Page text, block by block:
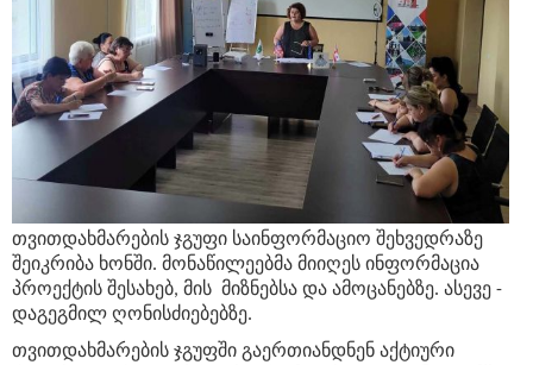
თვითდახმარების ჯგუფი საინფორმაციო შეხვედრაზე
შეიკრიბა ხონში. მონაწილეებმა მიიღეს ინფორმაცია
პროექტის შესახებ, მის მიზნებსა და ამოცანებზე. ასევე -
დაგეგმილ ღონისძიებებზე.
თვითდახმარების ჯგუფში გაერთიანდნენ აქტიური